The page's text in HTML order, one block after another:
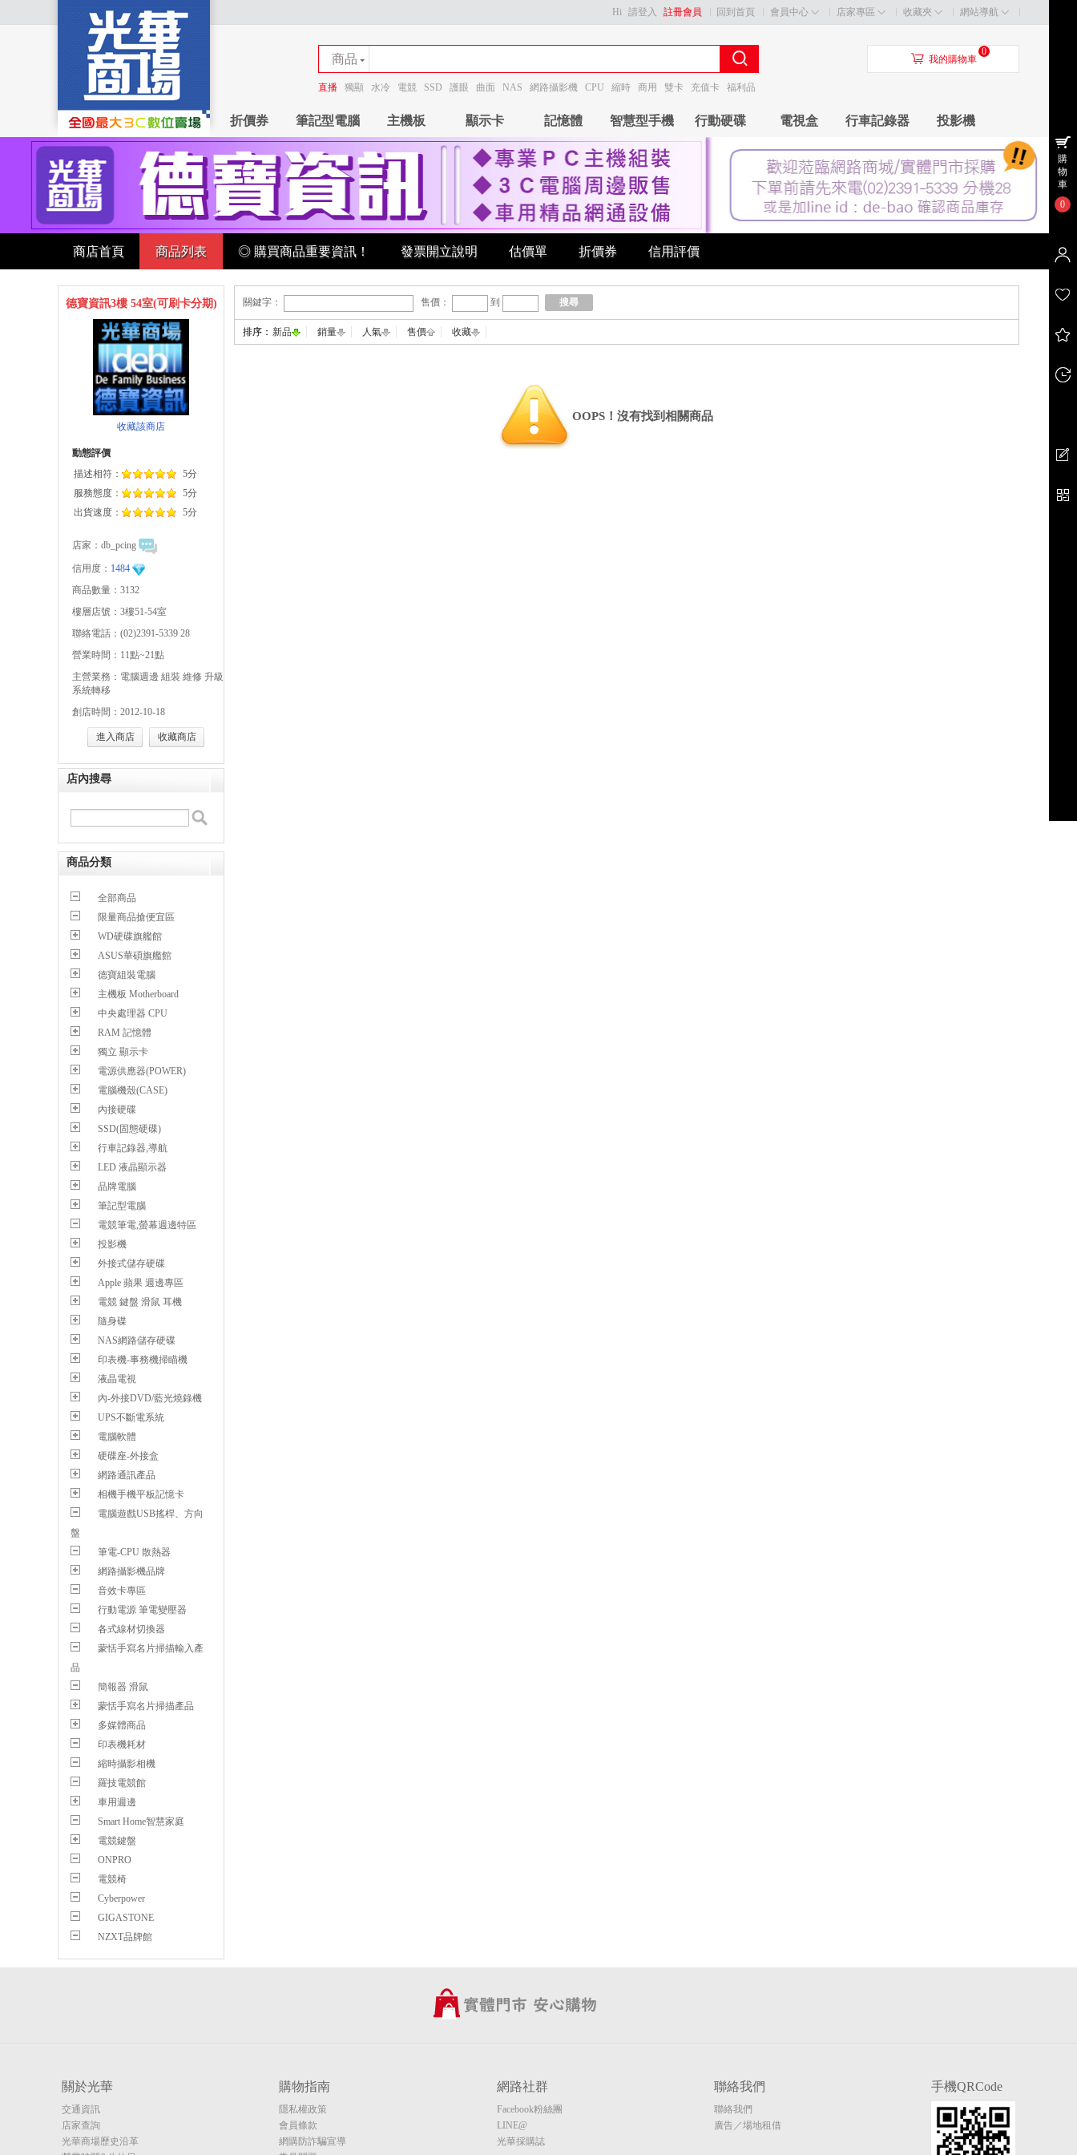
回到首頁 會員中心 店家專區 收藏夾 網站導航
Hi 請登入 註冊會員
商品
商店
直播 獨顯 水冷 電競 SSD 護眼 曲面 NAS 網路攝影機 CPU 縮時 商用 雙卡 充值卡 福利品
󰃦 我的購物車
0
折價券 筆記型電腦 主機板 顯示卡 記憶體 智慧型手機 行動硬碟 電視盒 行車記錄器 投影機
商店首頁 商品列表 ◎ 購買商品重要資訊！ 發票開立說明 估價單 折價券 信用評價
德寶資訊3樓 54室(可刷卡分期)
收藏該商店
動態評價
描述相符：
5分
服務態度：
5分
出貨速度：
5分
店家： db_pcing
信用度： 1484
商品數量：3132
樓層店號：3樓51-54室
聯絡電話：(02)2391-5339 28
營業時間：11點~21點
主營業務：電腦週邊 組裝 維修 升級
系統轉移
創店時間：2012-10-18
進入商店 收藏商店
店內搜尋
商品分類
全部商品
限量商品搶便宜區
WD硬碟旗艦館
ASUS華碩旗艦館
德寶組裝電腦
主機板 Motherboard
中央處理器 CPU
RAM 記憶體
獨立 顯示卡
電源供應器(POWER)
電腦機殼(CASE)
內接硬碟
SSD(固態硬碟)
行車記錄器,導航
LED 液晶顯示器
品牌電腦
筆記型電腦
電競筆電,螢幕週邊特區
投影機
外接式儲存硬碟
Apple 蘋果 週邊專區
電競 鍵盤 滑鼠 耳機
隨身碟
NAS網路儲存硬碟
印表機-事務機掃瞄機
液晶電視
內-外接DVD/藍光燒錄機
UPS不斷電系統
電腦軟體
硬碟座-外接盒
網路通訊產品
相機手機平板記憶卡
電腦遊戲USB搖桿、方向
盤
筆電-CPU 散熱器
網路攝影機品牌
音效卡專區
行動電源 筆電變壓器
各式線材切換器
蒙恬手寫名片掃描輸入產
品
簡報器 滑鼠
蒙恬手寫名片掃描產品
多媒體商品
印表機耗材
縮時攝影相機
羅技電競館
車用週邊
Smart Home智慧家庭
電競鍵盤
ONPRO
電競椅
Cyberpower
GIGASTONE
NZXT品牌館
關鍵字： 售價： 到 搜尋
排序： 新品 銷量 人氣 售價 收藏
OOPS！沒有找到相關商品
關於光華
交通資訊
店家查詢
光華商場歷史沿革
購物指南
隱私權政策
會員條款
網購防詐騙宣導
網路社群
Facebook粉絲團
LINE@
光華採購誌
聯絡我們
聯絡我們
廣告／場地租借
手機QRCode
購
物
車
0